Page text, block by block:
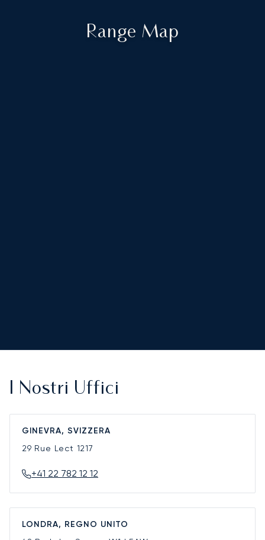
Range Map
I Nostri Uffici
GINEVRA, SVIZZERA
29 Rue Lect 1217
+41 22 782 12 12
LONDRA, REGNO UNITO